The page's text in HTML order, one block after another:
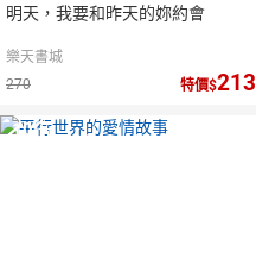
明天，我要和昨天的妳約會
樂天書城
270
特價 213
10倍